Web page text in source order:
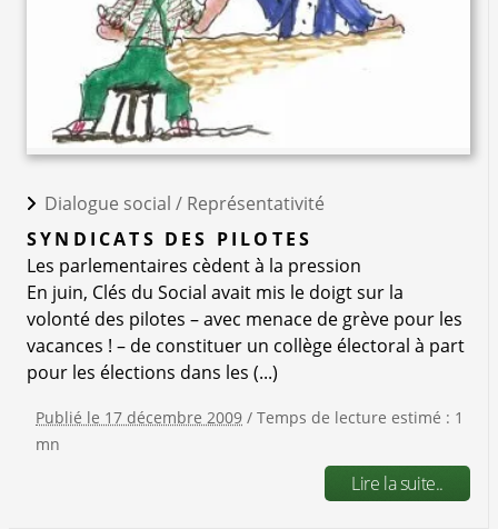
Dialogue social / Représentativité
SYNDICATS DES PILOTES
Les parlementaires cèdent à la pression
En juin, Clés du Social avait mis le doigt sur la
volonté des pilotes – avec menace de grève pour les
vacances ! – de constituer un collège électoral à part
pour les élections dans les (...)
Publié le 17 décembre 2009 / Temps de lecture estimé : 1
mn
Lire la suite..